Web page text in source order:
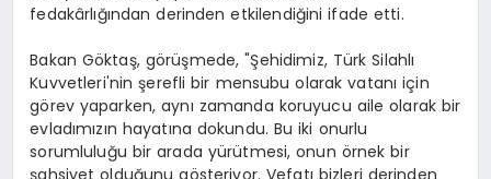
fedakârlığından derinden etkilendiğini ifade etti.
Bakan Göktaş, görüşmede, "Şehidimiz, Türk Silahlı
Kuvvetleri'nin şerefli bir mensubu olarak vatanı için
görev yaparken, aynı zamanda koruyucu aile olarak bir
evladımızın hayatına dokundu. Bu iki onurlu
sorumluluğu bir arada yürütmesi, onun örnek bir
şahsiyet olduğunu gösteriyor. Vefatı bizleri derinden